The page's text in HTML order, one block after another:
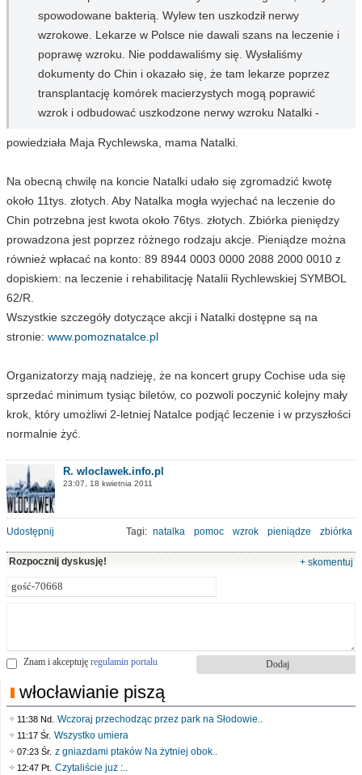
spowodowane bakterią. Wylew ten uszkodził nerwy
wzrokowe. Lekarze w Polsce nie dawali szans na leczenie i
poprawę wzroku. Nie poddawaliśmy się. Wysłaliśmy
dokumenty do Chin i okazało się, że tam lekarze poprzez
transplantację komórek macierzystych mogą poprawić
wzrok i odbudować uszkodzone nerwy wzroku Natalki -
powiedziała Maja Rychlewska, mama Natalki.
Na obecną chwilę na koncie Natalki udało się zgromadzić kwotę
około 11tys. złotych. Aby Natalka mogła wyjechać na leczenie do
Chin potrzebna jest kwota około 76tys. złotych. Zbiórka pieniędzy
prowadzona jest poprzez różnego rodzaju akcje. Pieniądze można
również wpłacać na konto: 89 8944 0003 0000 2088 2000 0010 z
dopiskiem: na leczenie i rehabilitację Natalii Rychlewskiej SYMBOL
62/R.
Wszystkie szczegóły dotyczące akcji i Natalki dostępne są na
stronie: www.pomoznatalce.pl
Organizatorzy mają nadzieję, że na koncert grupy Cochise uda się
sprzedać minimum tysiąc biletów, co pozwoli poczynić kolejny mały
krok, który umożliwi 2-letniej Natalce podjąć leczenie i w przyszłości
normalnie żyć.
R. wloclawek.info.pl
23:07, 18 kwietnia 2011
Udostępnij Tagi: natalka pomoc wzrok pieniądze zbiórka
Rozpocznij dyskusję! + skomentuj
Znam i akceptuję regulamin portalu
włocławianie piszą
11:38 Nd. Wczoraj przechodząc przez park na Słodowie..
11:17 Śr. Wszystko umiera
07:23 Śr. z gniazdami ptaków Na żytniej obok..
12:47 Pt. Czytaliście już :..